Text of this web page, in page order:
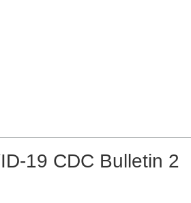
19 CDC Bulletin 2